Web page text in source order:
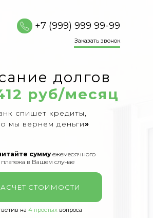
долгов
руб/месяц
спишет кредиты,
мы вернем деньги»
СТОИМОСТИ
суммуежемесячного
платежа в Вашем случае
+7 (999) 999 99-99
Заказать звонок
на 4 простых вопроса